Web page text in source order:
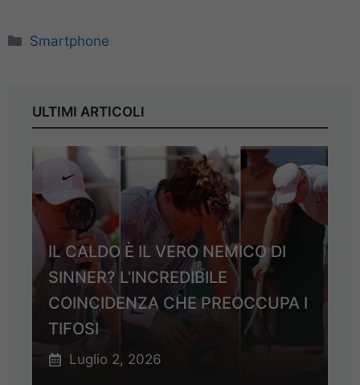
Categorie
Smartphone
ULTIMI ARTICOLI
IL CALDO È IL VERO NEMICO DI
SINNER? L’INCREDIBILE
COINCIDENZA CHE PREOCCUPA I
TIFOSI
Luglio 2, 2026